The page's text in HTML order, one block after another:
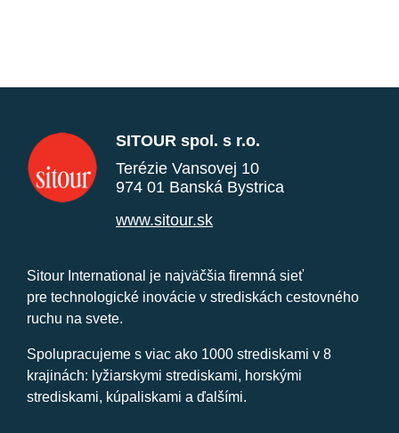
SITOUR spol. s r.o.
Terézie Vansovej 10
974 01 Banská Bystrica
www.sitour.sk
Sitour International je najväčšia firemná sieť
pre technologické inovácie v strediskách cestovného
ruchu na svete.
Spolupracujeme s viac ako 1000 strediskami v 8
krajinách: lyžiarskymi strediskami, horskými
strediskami, kúpaliskami a ďalšími.